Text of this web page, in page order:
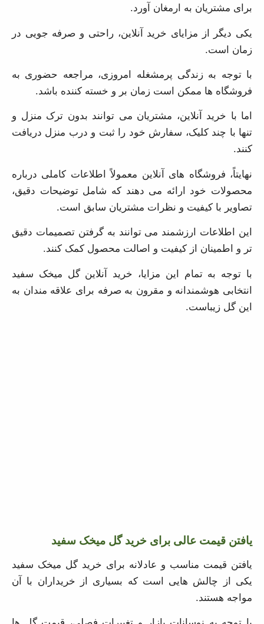
زمان است.
با توجه به زندگی پرمشغله امروزی، مراجعه حضوری به
فروشگاه ها ممکن است زمان بر و خسته کننده باشد.
اما با خرید آنلاین، مشتریان می توانند بدون ترک منزل و
تنها با چند کلیک، سفارش خود را ثبت و درب منزل دریافت
کنند.
نهایتاً، فروشگاه های آنلاین معمولاً اطلاعات کاملی درباره
تصاویر با کیفیت و نظرات مشتریان سابق است.
این اطلاعات ارزشمند می توانند به گرفتن تصمیمات دقیق تر
و اطمینان از کیفیت و اصالت محصول کمک کنند.
با توجه به تمام این مزایا، خرید آنلاین گل میخک سفید
انتخابی هوشمندانه و مقرون به صرفه برای علاقه مندان به
این گل زیباست.
یافتن قیمت مناسب و عادلانه برای خرید گل میخک سفید
یکی از چالش هایی است که بسیاری از خریداران با آن
مواجه هستند.
با توجه به نوسانات بازار و تغییرات فصلی، قیمت گل ها
ممکن است تحت تاثیر عواملی مختلفی قرار گیرد.